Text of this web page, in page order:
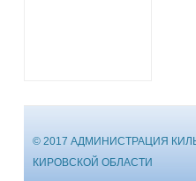
© 2017 АДМИНИСТРАЦИЯ
КИРОВСКОЙ ОБЛАСТИ